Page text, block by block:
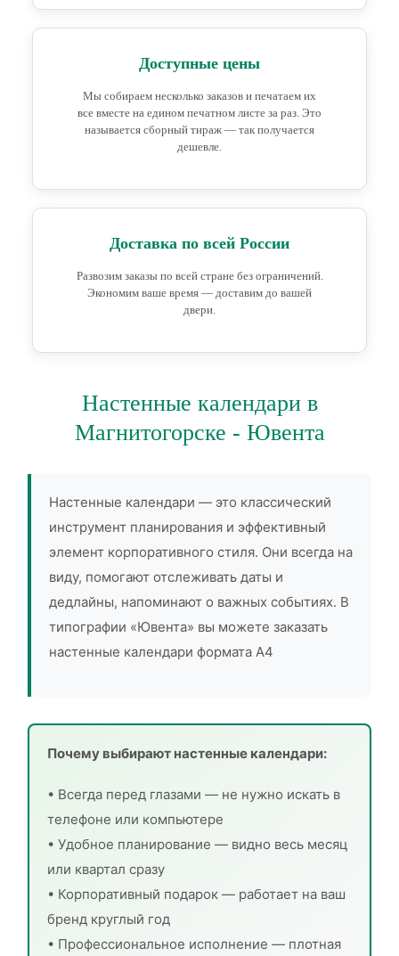
Доступные цены
Мы собираем несколько заказов и печатаем их
все вместе на едином печатном листе за раз. Это
называется сборный тираж — так получается
дешевле.
Доставка по всей России
Развозим заказы по всей стране без ограничений.
Экономим ваше время — доставим до вашей
двери.
Настенные календари в
Магнитогорске - Ювента
Настенные календари — это классический
инструмент планирования и эффективный
элемент корпоративного стиля. Они всегда на
виду, помогают отслеживать даты и
дедлайны, напоминают о важных событиях. В
типографии «Ювента» вы можете заказать
настенные календари формата А4
Почему выбирают настенные календари:
• Всегда перед глазами — не нужно искать в
телефоне или компьютере
• Удобное планирование — видно весь месяц
или квартал сразу
• Корпоративный подарок — работает на ваш
бренд круглый год
• Профессиональное исполнение — плотная